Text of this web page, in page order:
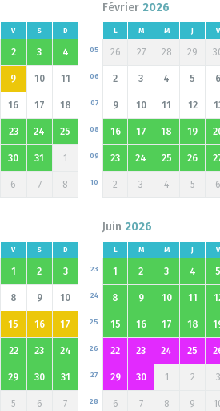
V S D
2 3 4
9 10 11
16 17 18
23 24 25
30 31 1
6 7 8
Février 2026
L M M J V
26
05 27 28 29
2
06 3 4 5 6
9
07 10 11 12
16
08 17 18 19
23
09 24 25 26
2
10 3 4 5 6
V S D
1 2 3
8 9 10
15 16 17
22 23 24
29 30 31
5 6 7
Juin 2026
L M M J V
1
23 2 3 4 5
8
24 9 10 11
15
25 16 17 18
22
26 23 24 25
29
27 30 1 2 3
6
28 7 8 9